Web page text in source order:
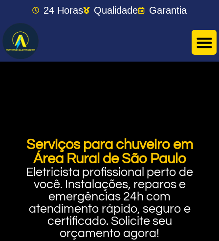
24 Horas Qualidade Garantia
Serviços para chuveiro em
Área Rural de São Paulo
Eletricista profissional perto de
você. Instalações, reparos e
emergências 24h com
atendimento rápido, seguro e
certificado. Solicite seu
orçamento agora!